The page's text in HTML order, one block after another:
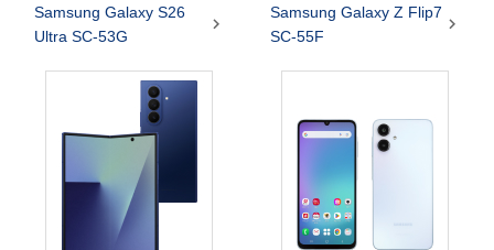
Samsung Galaxy S26
Ultra SC-53G

Samsung Galaxy Z Flip7
SC-55F
